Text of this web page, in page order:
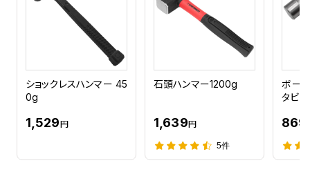
ショックレスハンマー 45
0g
1,529円
石頭ハンマー1200g
1,639円
5件
ボー
タビ
869